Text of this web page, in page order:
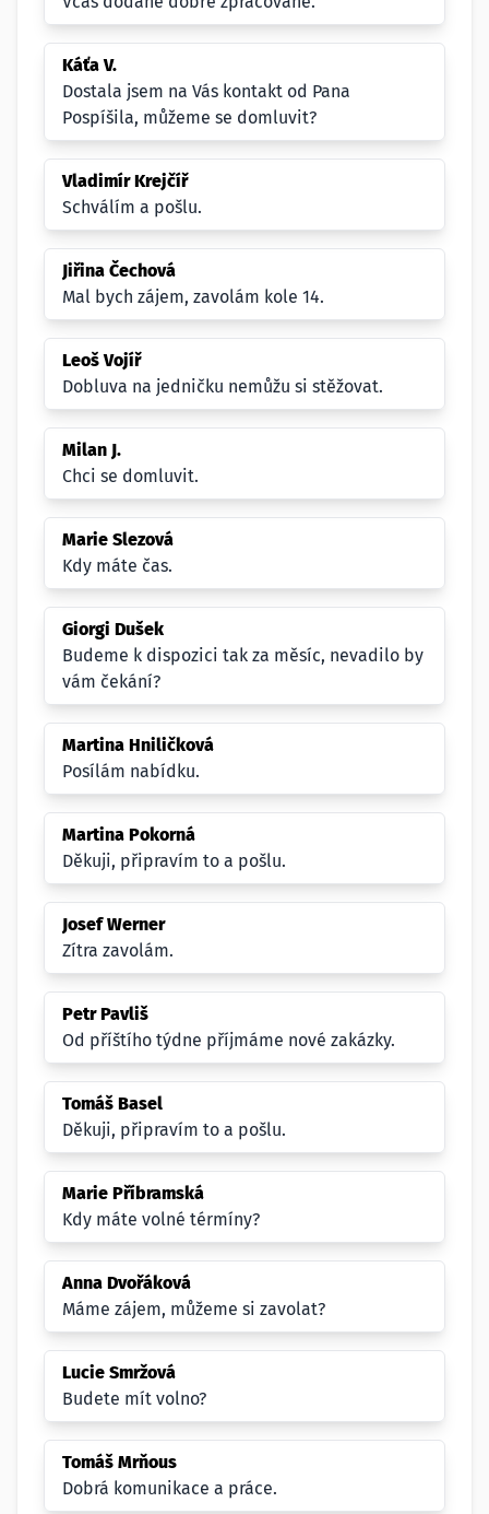
Káťa V.
Dostala jsem na Vás kontakt od Pana
Pospíšila, můžeme se domluvit?
Vladimír Krejčíř
Schválím a pošlu.
Jiřina Čechová
Mal bych zájem, zavolám kole 14.
Leoš Vojíř
Dobluva na jedničku nemůžu si stěžovat.
Milan J.
Chci se domluvit.
Marie Slezová
Kdy máte čas.
Giorgi Dušek
Budeme k dispozici tak za měsíc, nevadilo by
vám čekání?
Martina Hniličková
Posílám nabídku.
Martina Pokorná
Děkuji, připravím to a pošlu.
Josef Werner
Zítra zavolám.
Petr Pavliš
Od příštího týdne příjmáme nové zakázky.
Tomáš Basel
Děkuji, připravím to a pošlu.
Marie Příbramská
Kdy máte volné térmíny?
Anna Dvořáková
Máme zájem, můžeme si zavolat?
Lucie Smržová
Budete mít volno?
Tomáš Mrňous
Dobrá komunikace a práce.